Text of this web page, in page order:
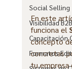
Social Selling
Visibilidad B2B
Capacitación
Formatos
En este
funciona el
concepto
concretas
tu empresa